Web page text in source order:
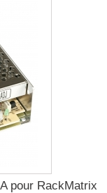
pour RackMatrix